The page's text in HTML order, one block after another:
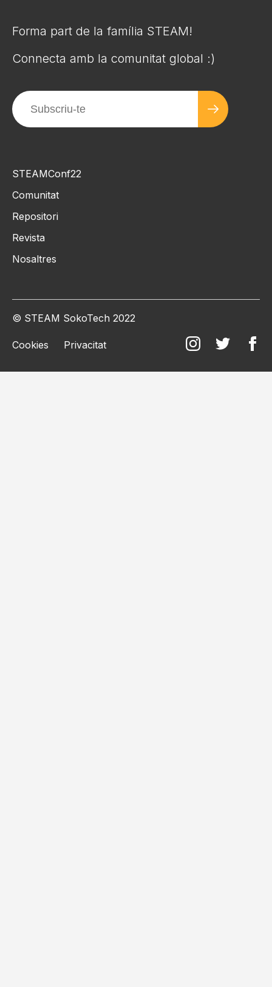
Forma part de la família STEAM!
Connecta amb la comunitat global :)
STEAMConf22
Comunitat
Repositori
Revista
Nosaltres
© STEAM SokoTech 2022
Cookies Privacitat